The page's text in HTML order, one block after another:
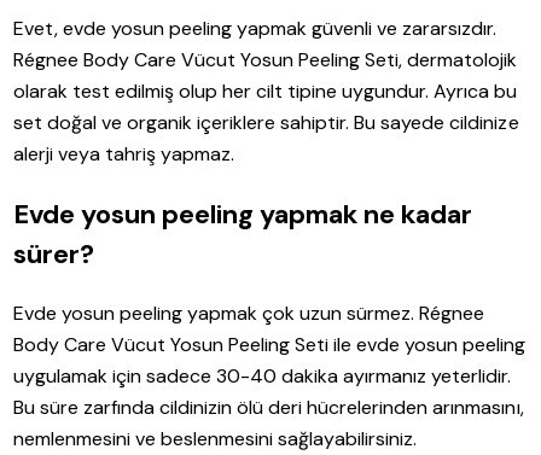
Evet, evde yosun peeling yapmak güvenli ve zararsızdır.
Régnee Body Care Vücut Yosun Peeling Seti, dermatolojik
olarak test edilmiş olup her cilt tipine uygundur. Ayrıca bu
set doğal ve organik içeriklere sahiptir. Bu sayede cildinize
alerji veya tahriş yapmaz.
Evde yosun peeling yapmak ne kadar
sürer?
Evde yosun peeling yapmak çok uzun sürmez. Régnee
Body Care Vücut Yosun Peeling Seti ile evde yosun peeling
uygulamak için sadece 30-40 dakika ayırmanız yeterlidir.
Bu süre zarfında cildinizin ölü deri hücrelerinden arınmasını,
nemlenmesini ve beslenmesini sağlayabilirsiniz.